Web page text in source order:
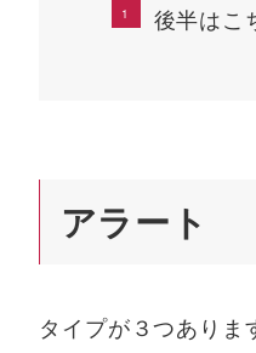
後半はこ
アラート
タイプが３つありま